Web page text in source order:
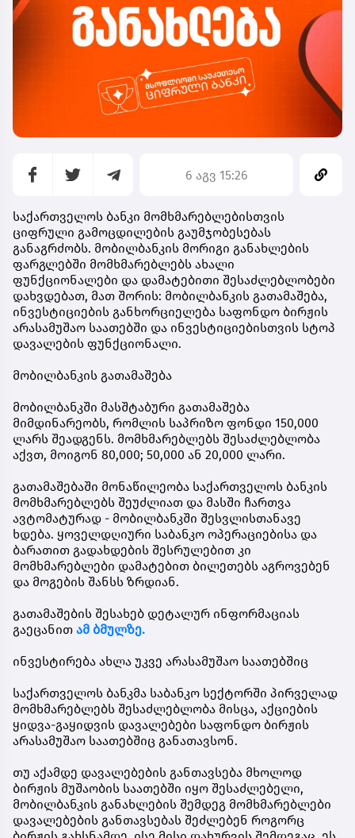
6 აგვ 15:26
საქართველოს ბანკი მომხმარებლებისთვის
ციფრული გამოცდილების გაუმჯობესებას
განაგრძობს. მობილბანკის მორიგი განახლების
ფარგლებში მომხმარებლებს ახალი
ფუნქციონალები და დამატებითი შესაძლებლობები
დახვდებათ, მათ შორის: მობილბანკის გათამაშება,
ინვესტიციების განხორციელება საფონდო ბირჟის
არასამუშაო საათებში და ინვესტიციებისთვის სტოპ
დავალების ფუნქციონალი.
მობილბანკის გათამაშება
მობილბანკში მასშტაბური გათამაშება
მიმდინარეობს, რომლის საპრიზო ფონდი 150,000
ლარს შეადგენს. მომხმარებლებს შესაძლებლობა
აქვთ, მოიგონ 80,000; 50,000 ან 20,000 ლარი.
გათამაშებაში მონაწილეობა საქართველოს ბანკის
მომხმარებლებს შეუძლიათ და მასში ჩართვა
ავტომატურად - მობილბანკში შესვლისთანავე
ხდება. ყოველდღიური საბანკო ოპერაციებისა და
ბარათით გადახდების შესრულებით კი
მომხმარებლები დამატებით ბილეთებს აგროვებენ
და მოგების შანსს ზრდიან.
გათამაშების შესახებ დეტალურ ინფორმაციას
გაეცანით ამ ბმულზე.
ინვესტირება ახლა უკვე არასამუშაო საათებშიც
საქართველოს ბანკმა საბანკო სექტორში პირველად
მომხმარებლებს შესაძლებლობა მისცა, აქციების
ყიდვა-გაყიდვის დავალებები საფონდო ბირჟის
არასამუშაო საათებშიც განათავსონ.
თუ აქამდე დავალებების განთავსება მხოლოდ
ბირჟის მუშაობის საათებში იყო შესაძლებელი,
მობილბანკის განახლების შემდეგ მომხმარებლები
დავალებების განთავსებას შეძლებენ როგორც